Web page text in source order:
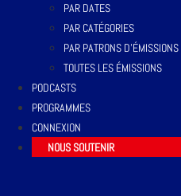
PAR DATES
PAR CATÉGORIES
PAR PATRONS D’ÉMISSIONS
TOUTES LES ÉMISSIONS
PODCASTS
PROGRAMMES
CONNEXION
NOUS SOUTENIR